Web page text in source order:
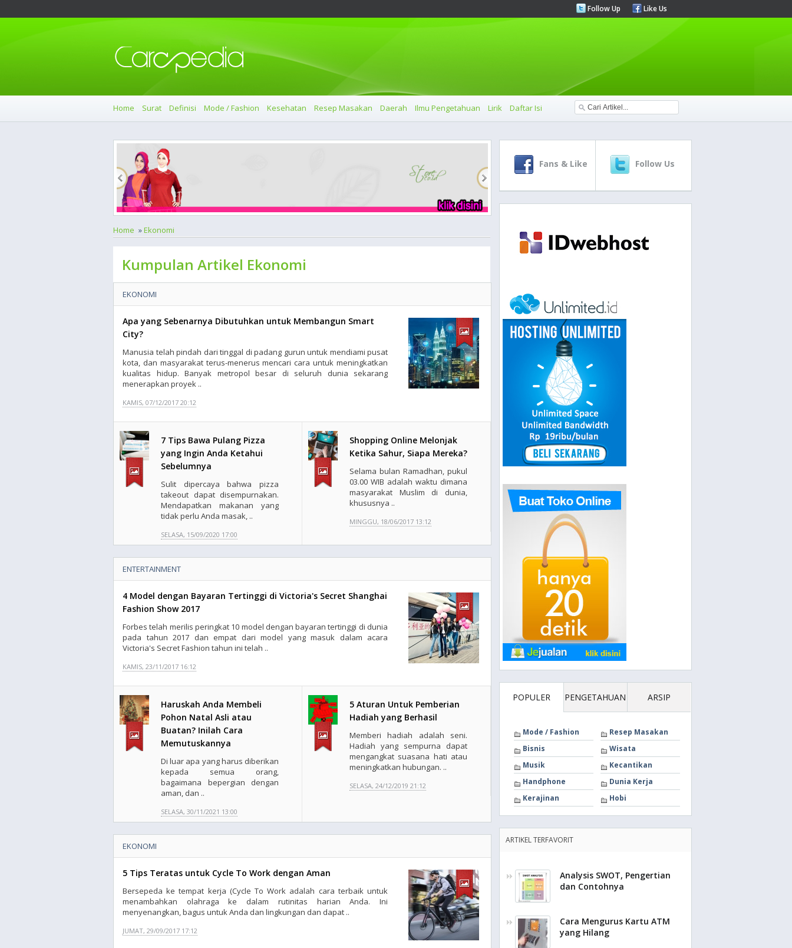
Follow Up Like Us
Home Surat Definisi Mode / Fashion Kesehatan Resep Masakan Daerah Ilmu Pengetahuan Lirik Daftar Isi
Home »Ekonomi
Kumpulan Artikel Ekonomi
EKONOMI
Apa yang Sebenarnya Dibutuhkan untuk Membangun Smart
City?
Manusia telah pindah dari tinggal di padang gurun untuk mendiami pusat
kota, dan masyarakat terus-menerus mencari cara untuk meningkatkan
kualitas hidup. Banyak metropol besar di seluruh dunia sekarang
menerapkan proyek ..
KAMIS, 07/12/2017 20:12
7 Tips Bawa Pulang Pizza
yang Ingin Anda Ketahui
Sebelumnya
Sulit dipercaya bahwa pizza
takeout dapat disempurnakan.
Mendapatkan makanan yang
tidak perlu Anda masak, ..
SELASA, 15/09/2020 17:00
Shopping Online Melonjak
Ketika Sahur, Siapa Mereka?
Selama bulan Ramadhan, pukul
03.00 WIB adalah waktu dimana
masyarakat Muslim di dunia,
khususnya ..
MINGGU, 18/06/2017 13:12
ENTERTAINMENT
4 Model dengan Bayaran Tertinggi di Victoria's Secret Shanghai
Fashion Show 2017
Forbes telah merilis peringkat 10 model dengan bayaran tertinggi di dunia
pada tahun 2017 dan empat dari model yang masuk dalam acara
Victoria's Secret Fashion tahun ini telah ..
KAMIS, 23/11/2017 16:12
Haruskah Anda Membeli
Pohon Natal Asli atau
Buatan? Inilah Cara
Memutuskannya
Di luar apa yang harus diberikan
kepada semua orang,
bagaimana bepergian dengan
aman, dan ..
SELASA, 30/11/2021 13:00
5 Aturan Untuk Pemberian
Hadiah yang Berhasil
Memberi hadiah adalah seni.
Hadiah yang sempurna dapat
mengangkat suasana hati atau
meningkatkan hubungan. ..
SELASA, 24/12/2019 21:12
EKONOMI
5 Tips Teratas untuk Cycle To Work dengan Aman
Bersepeda ke tempat kerja (Cycle To Work adalah cara terbaik untuk
menambahkan olahraga ke dalam rutinitas harian Anda. Ini
menyenangkan, bagus untuk Anda dan lingkungan dan dapat ..
JUMAT, 29/09/2017 17:12
Fans & Like Follow Us
POPULER PENGETAHUAN ARSIP
Mode / Fashion
Resep Masakan
Bisnis
Wisata
Musik
Kecantikan
Handphone
Dunia Kerja
Kerajinan
Hobi
ARTIKEL TERFAVORIT
Analysis SWOT, Pengertian
dan Contohnya
Cara Mengurus Kartu ATM
yang Hilang